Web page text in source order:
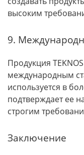
высоким
9.
Продукция
международным
используется в
подтверждает ее
строгим
Заключение